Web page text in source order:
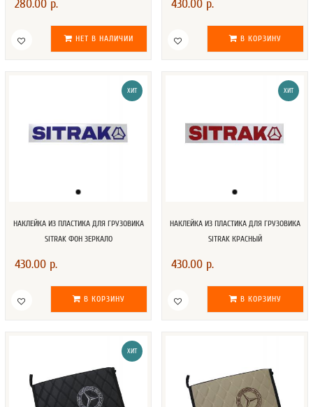
280.00 р.
НЕТ В НАЛИЧИИ
430.00 р.
В КОРЗИНУ
ХИТ
НАКЛЕЙКА ИЗ ПЛАСТИКА ДЛЯ ГРУЗОВИКА
SITRAK ФОН ЗЕРКАЛО
430.00 р.
В КОРЗИНУ
ХИТ
НАКЛЕЙКА ИЗ ПЛАСТИКА ДЛЯ ГРУЗОВИКА
SITRAK КРАСНЫЙ
430.00 р.
В КОРЗИНУ
ХИТ